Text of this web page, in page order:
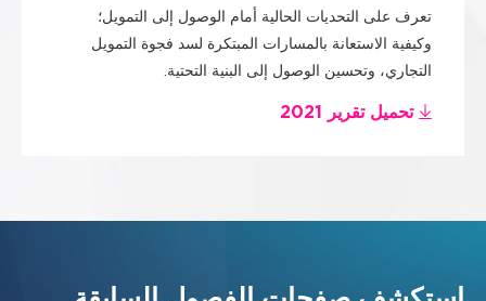
تعرف على التحديات الحالية أمام الوصول إلى التمويل؛
وكيفية الاستعانة بالمسارات المبتكرة لسد فجوة التمويل
التجاري، وتحسين الوصول إلى البنية التحتية.
تحميل تقرير 2021